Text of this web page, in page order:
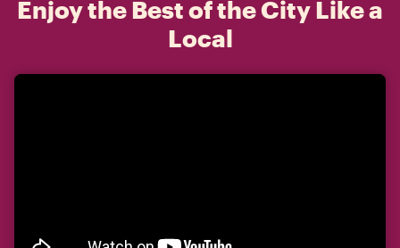
Enjoy the Best of the City Like a
Local